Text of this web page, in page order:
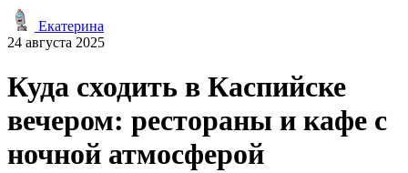
Екатерина
24 августа 2025
Куда сходить в Каспийске
вечером: рестораны и кафе с
ночной атмосферой